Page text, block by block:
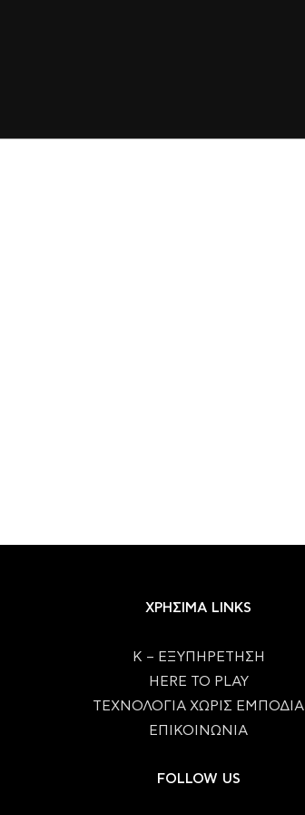
ΧΡΗΣΙΜΑ LINKS
Κ – ΕΞΥΠΗΡΕΤΗΣΗ
HERE TO PLAY
ΤΕΧΝΟΛΟΓΙΑ ΧΩΡΙΣ ΕΜΠΟΔΙΑ
ΕΠΙΚΟΙΝΩΝΙΑ
FOLLOW US